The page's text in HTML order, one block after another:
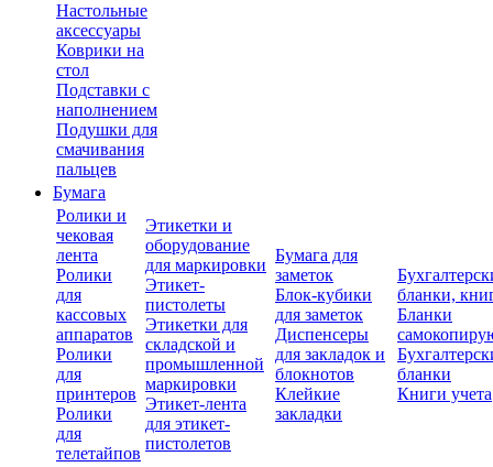
Настольные
аксессуары
Коврики на
стол
Подставки с
наполнением
Подушки для
смачивания
пальцев
Бумага
Ролики и
чековая
лента
Ролики
для
кассовых
аппаратов
Ролики
для
принтеров
Ролики
для
телетайпов
Этикетки и
оборудование
для маркировки
Этикет-
пистолеты
Этикетки для
складской и
промышленной
маркировки
Этикет-лента
для этикет-
пистолетов
Бумага для
заметок
Блок-кубики
для заметок
Диспенсеры
для закладок и
блокнотов
Клейкие
закладки
бланки,
Бланки
бланки
Книги учета